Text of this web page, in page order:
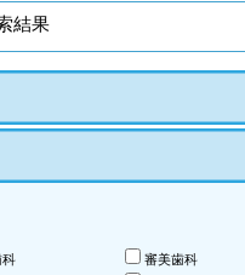
結果
審美歯科